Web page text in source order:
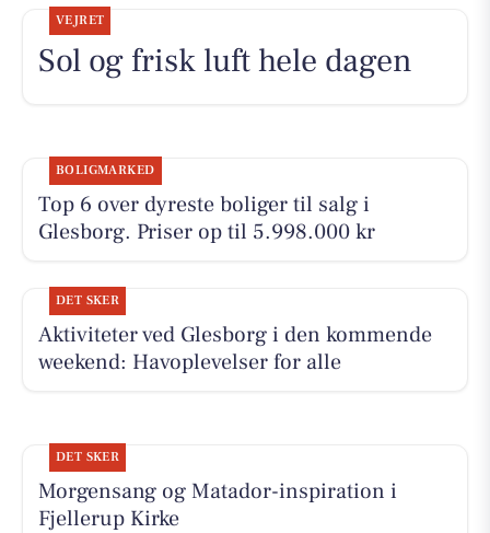
VEJRET
Sol og frisk luft hele dagen
BOLIGMARKED
Top 6 over dyreste boliger til salg i
Glesborg. Priser op til 5.998.000 kr
DET SKER
Aktiviteter ved Glesborg i den kommende
weekend: Havoplevelser for alle
DET SKER
Morgensang og Matador-inspiration i
Fjellerup Kirke